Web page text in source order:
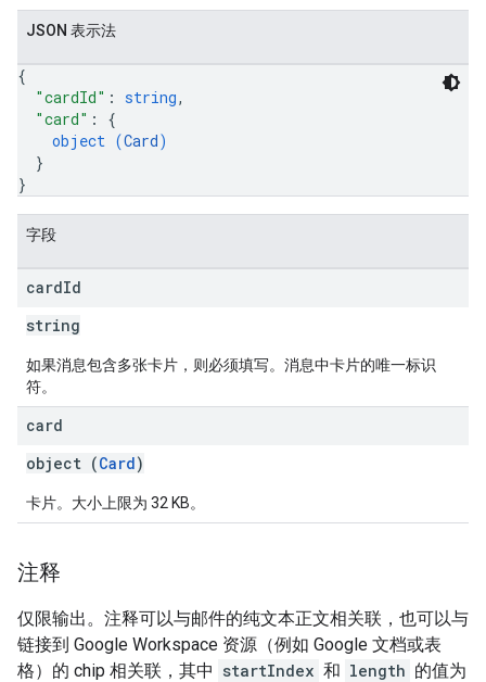
JSON 表示法
{
"cardId" : string,
"card" : {
object (Card)
}
}
字段
cardId
string
如果消息包含多张卡片，则必须填写。消息中卡片的唯一标识
符。
card
object (Card)
卡片。大小上限为 32 KB。
注释
仅限输出。注释可以与邮件的纯文本正文相关联，也可以与
链接到 Google Workspace 资源（例如 Google 文档或表
格）的 chip 相关联，其中 startIndex 和 length 的值为